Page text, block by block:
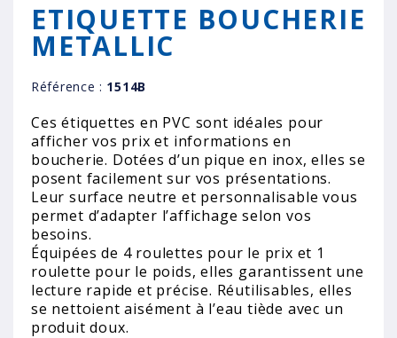
ETIQUETTE BOUCHERIE
METALLIC
Référence : 1514B
Ces étiquettes en PVC sont idéales pour
afficher vos prix et informations en
boucherie. Dotées d’un pique en inox, elles se
posent facilement sur vos présentations.
Leur surface neutre et personnalisable vous
permet d’adapter l’affichage selon vos
besoins.
Équipées de 4 roulettes pour le prix et 1
roulette pour le poids, elles garantissent une
lecture rapide et précise. Réutilisables, elles
se nettoient aisément à l’eau tiède avec un
produit doux.